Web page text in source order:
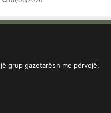
grup gazetarësh me përvojë.